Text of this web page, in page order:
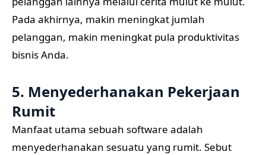
Pada akhirnya, makin meningkat jumlah
pelanggan, makin meningkat pula produktivitas
bisnis Anda.
5. Menyederhanakan Pekerjaan
Rumit
Manfaat utama sebuah software adalah
menyederhanakan sesuatu yang rumit. Sebut